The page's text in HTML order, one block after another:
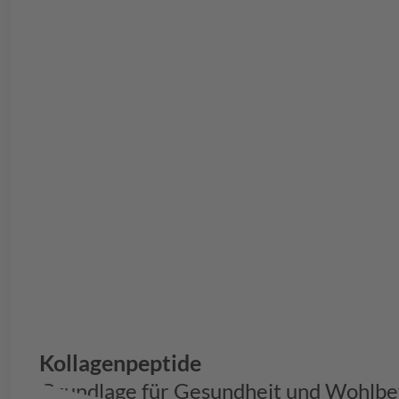
Kollagenpeptide
Grundlage für Gesundheit und